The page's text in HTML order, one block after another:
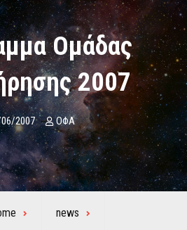
Ομάδας
2007
2007 ΟΦΑ
news